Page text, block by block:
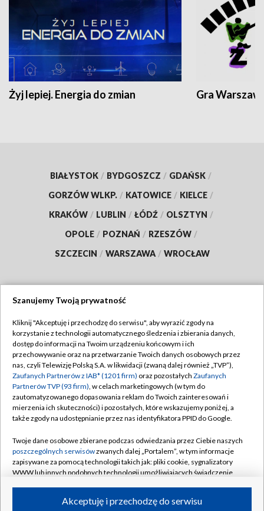
Żyj lepiej. Energia do zmian Gra
BIAŁYSTOK / BYDGOSZCZ / GDAŃSK /
GORZÓW WLKP. / KATOWICE / KIELCE /
KRAKÓW / LUBLIN / ŁÓDŹ / OLSZTYN /
OPOLE / POZNAŃ / RZESZÓW /
SZCZECIN / WARSZAWA / WROCŁAW
TVP
Abonament TVP
Emisja w TVP
Centrum informacji TVP
Naziemna Telewizja Cyfrowa
Rada Programowa
System NOS
Informacje o nadawcy
Program dla prasy
Regulamin TVP
Polityka prywatności
Moje zgody
Pomoc
Kontakt
Kanały
Szanujemy Twoją prywatność
Kliknij "Akceptuję i przechodzę do serwisu", aby wyrazić zgody na
korzystanie z technologii automatycznego śledzenia i zbierania danych,
dostęp do informacji na Twoim urządzeniu końcowym i ich
przechowywanie oraz na przetwarzanie Twoich danych osobowych przez
nas, czyli Telewizję Polską S.A. w likwidacji (zwaną dalej również „TVP”),
Zaufanych Partnerów z IAB* (1201 firm) oraz pozostałych Zaufanych
Partnerów TVP (93 firm), w celach marketingowych (w tym do
zautomatyzowanego dopasowania reklam do Twoich zainteresowań i
mierzenia ich skuteczności) i pozostałych, które wskazujemy poniżej, a
także zgody na udostępnianie przez nas identyfikatora PPID do Google.
Twoje dane osobowe zbierane podczas odwiedzania przez Ciebie naszych
poszczególnych serwisówzwanych dalej „Portalem”, w tym informacje
zapisywane za pomocą technologii takich jak: pliki cookie, sygnalizatory
WWW lub innych podobnych technologii umożliwiających świadczenie
ruchu w Internecie.Akceptuję i przechodzę do serwisu